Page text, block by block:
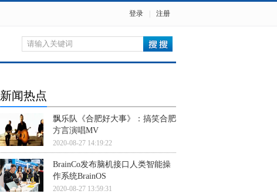
登录 注册
新闻热点
飘乐队《合肥好大事》：搞笑合肥
方言演唱MV
2020-08-27 14:19:22
BrainCo发布脑机接口人类智能操
作系统BrainOS
2020-08-27 13:59:31